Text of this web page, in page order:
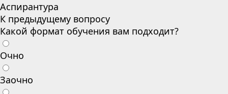
Аспирантура
К предыдущему вопросу
Какой формат обучения вам подходит?
Очно
Заочно